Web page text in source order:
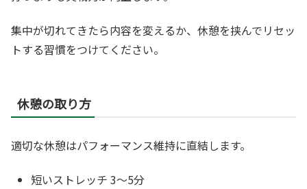
集中が切れてきたら内容を変えるか、休憩を挟んでリセッ
トする習慣をつけてください。
休憩の取り方
適切な休憩はパフォーマンス維持に直結します。
短いストレッチ 3〜5分